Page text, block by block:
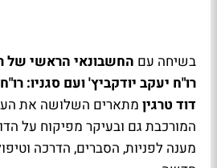
בשיחה עם החשבונאי הראשי של
רו"ח יעקב יודקביץ' ועם סגניו:
דוד טרגין מתארים השלושה את
המורכבת גם ובעיקר מפיקוח על
מענה לפניות, הסברים, הדרכה